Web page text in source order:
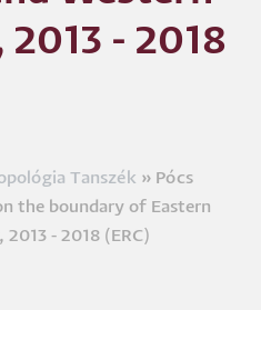
- 2018
Tanszék
Pócs
the boundary of Eastern
- 2018 (ERC)